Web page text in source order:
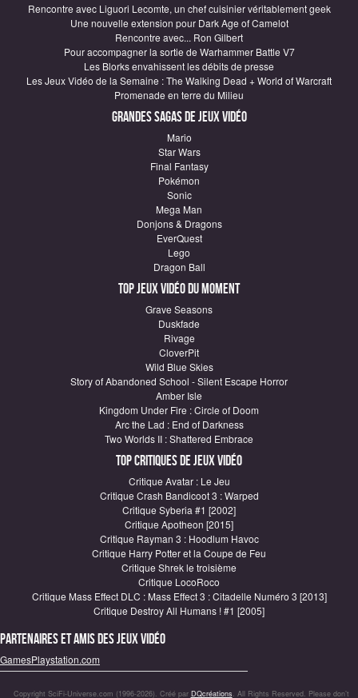
Rencontre avec Liguori Lecomte, un chef cuisinier véritablement geek
Une nouvelle extension pour Dark Age of Camelot
Rencontre avec... Ron Gilbert
Pour accompagner la sortie de Warhammer Battle V7
Les Blorks envahissent les débits de presse
Les Jeux Vidéo de la Semaine : The Walking Dead + World of Warcraft
Promenade en terre du Milieu
Grandes sagas de Jeux vidéo
Mario
Star Wars
Final Fantasy
Pokémon
Sonic
Mega Man
Donjons & Dragons
EverQuest
Lego
Dragon Ball
Top Jeux vidéo du moment
Grave Seasons
Duskfade
Rivage
CloverPit
Wild Blue Skies
Story of Abandoned School - Silent Escape Horror
Amber Isle
Kingdom Under Fire : Circle of Doom
Arc the Lad : End of Darkness
Two Worlds II : Shattered Embrace
Top critiques de Jeux vidéo
Critique Avatar : Le Jeu
Critique Crash Bandicoot 3 : Warped
Critique Syberia #1 [2002]
Critique Apotheon [2015]
Critique Rayman 3 : Hoodlum Havoc
Critique Harry Potter et la Coupe de Feu
Critique Shrek le troisième
Critique LocoRoco
Critique Mass Effect DLC : Mass Effect 3 : Citadelle Numéro 3 [2013]
Critique Destroy All Humans ! #1 [2005]
Partenaires et amis des jeux vidéo
GamesPlaystation.com
Copyright SciFi-Universe.com (1996-2026). Créé par DQcréations. All Rights Reserved. Please don’t